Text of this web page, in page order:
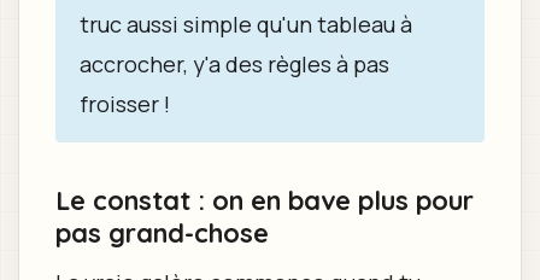
truc aussi simple qu'un tableau à
accrocher, y'a des règles à pas
froisser !
Le constat : on en bave plus pour
pas grand-chose